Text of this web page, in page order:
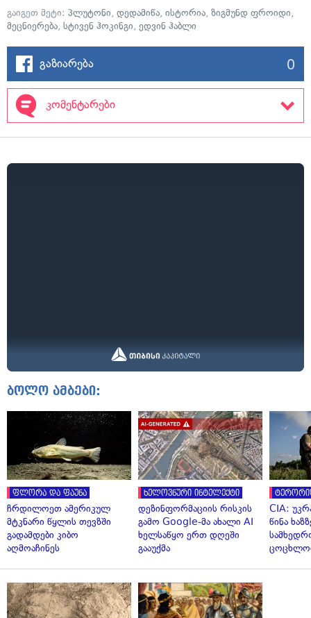
გაიგეთ მეტი: პლუტონი, დედამიწა, ისტორია, ზიგმუნდ ფროიდი,
მეცნიერება, სტივენ ჰოკინგი, ედვინ ჰაბლი
გაზიარება 0
კომენტარები
ბოლო ამბები:
ფლორა და ფაუნა
ჩრდილოეთ ამერიკულ
მტკნარი წყლის თევზში
გადამდები კიბო
აღმოაჩინეს
ხელოვნური ინტელექტი
დეზინფორმაციის რისკის
გამო Google-მა ახალი AI
ხელსაწყო ერთ დღეში
გააუქმა
CIA:
წინა